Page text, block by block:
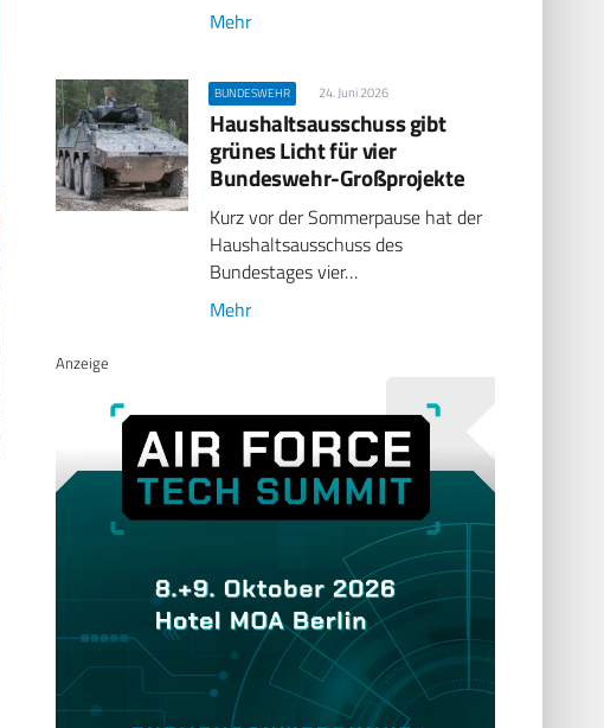
Mehr
BUNDESWEHR 24. Juni 2026
Haushaltsausschuss gibt
grünes Licht für vier
Bundeswehr-Großprojekte
Kurz vor der Sommerpause hat der
Haushaltsausschuss des
Bundestages vier…
Mehr
Anzeige